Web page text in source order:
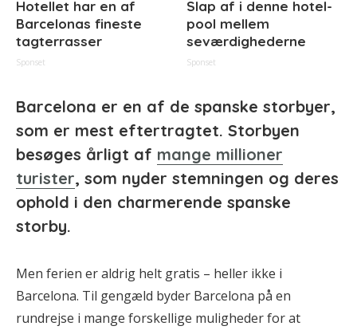
Hotellet har en af
Barcelonas fineste
tagterrasser
Sponset
Slap af i denne hotel-
pool mellem
seværdighederne
Sponset
Barcelona er en af de spanske storbyer,
som er mest eftertragtet. Storbyen
besøges årligt af mange millioner
turister, som nyder stemningen og deres
ophold i den charmerende spanske
storby.
Men ferien er aldrig helt gratis – heller ikke i
Barcelona. Til gengæld byder Barcelona på en
rundrejse i mange forskellige muligheder for at